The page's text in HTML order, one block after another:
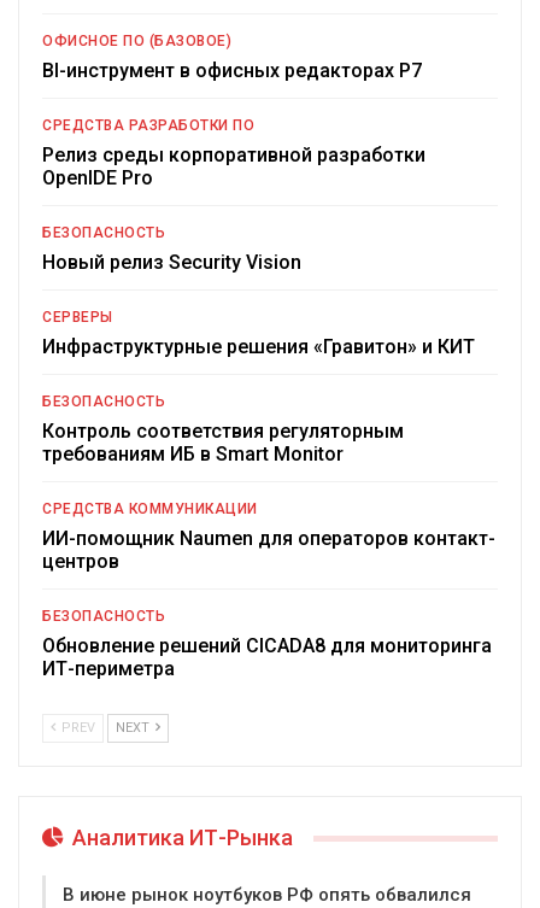
ОФИСНОЕ ПО (БАЗОВОЕ)
BI-инструмент в офисных редакторах Р7
СРЕДСТВА РАЗРАБОТКИ ПО
Релиз среды корпоративной разработки
OpenIDE Pro
БЕЗОПАСНОСТЬ
Новый релиз Security Vision
СЕРВЕРЫ
Инфраструктурные решения «Гравитон» и КИТ
БЕЗОПАСНОСТЬ
Контроль соответствия регуляторным
требованиям ИБ в Smart Monitor
СРЕДСТВА КОММУНИКАЦИИ
ИИ-помощник Naumen для операторов контакт-
центров
БЕЗОПАСНОСТЬ
Обновление решений CICADA8 для мониторинга
ИТ-периметра
PREV NEXT
Аналитика ИТ-Рынка
В июне рынок ноутбуков РФ опять обвалился